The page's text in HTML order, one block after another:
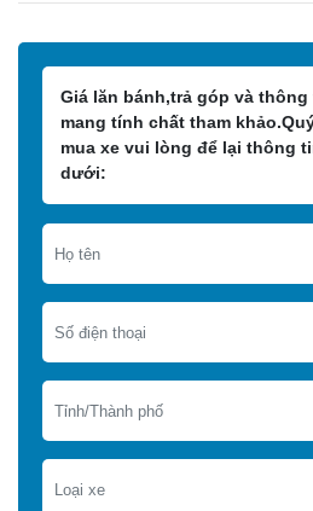
Giá lăn bánh,trả góp và
mang tính chất tham
mua xe vui lòng để lại thông
dưới: